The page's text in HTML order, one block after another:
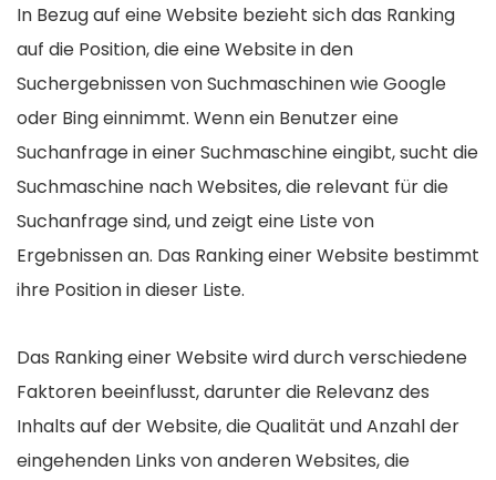
In Bezug auf eine Website bezieht sich das Ranking
auf die Position, die eine Website in den
Suchergebnissen von Suchmaschinen wie Google
oder Bing einnimmt. Wenn ein Benutzer eine
Suchanfrage in einer Suchmaschine eingibt, sucht die
Suchmaschine nach Websites, die relevant für die
Suchanfrage sind, und zeigt eine Liste von
Ergebnissen an. Das Ranking einer Website bestimmt
ihre Position in dieser Liste.
Das Ranking einer Website wird durch verschiedene
Faktoren beeinflusst, darunter die Relevanz des
Inhalts auf der Website, die Qualität und Anzahl der
eingehenden Links von anderen Websites, die